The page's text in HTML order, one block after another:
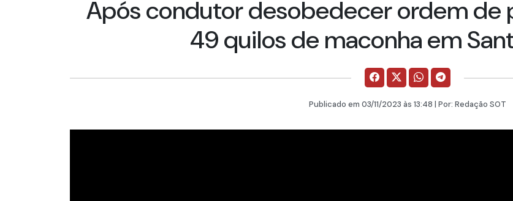
Após condutor desobedecer ordem de
49 quilos de maconha em
Publicado em 03/11/2023 às 13:48 | Por: Redação SOT